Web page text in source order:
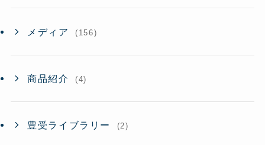
メディア (156)
商品紹介 (4)
豊受ライブラリー (2)